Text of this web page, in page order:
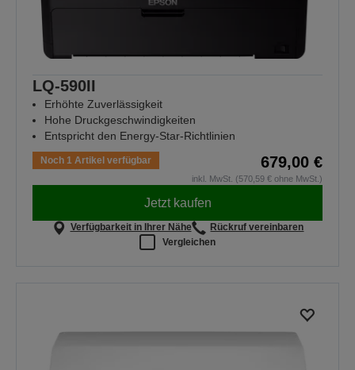
LQ-590II
Erhöhte Zuverlässigkeit
Hohe Druckgeschwindigkeiten
Entspricht den Energy-Star-Richtlinien
Noch 1 Artikel verfügbar 679,00 €
inkl. MwSt. (570,59 € ohne MwSt.)
Jetzt kaufen
Verfügbarkeit in Ihrer Nähe
Rückruf vereinbaren
Vergleichen